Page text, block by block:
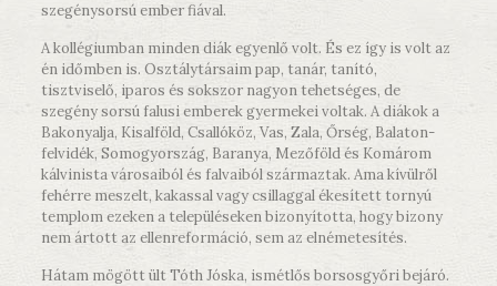
szegénysorsú ember fiával.
A kollégiumban minden diák egyenlő volt. És ez így is volt az
én időmben is. Osztálytársaim pap, tanár, tanító,
tisztviselő, iparos és sokszor nagyon tehetséges, de
szegény sorsú falusi emberek gyermekei voltak. A diákok a
Bakonyalja, Kisalföld, Csallóköz, Vas, Zala, Őrség, Balaton-
felvidék, Somogyország, Baranya, Mezőföld és Komárom
kálvinista városaiból és falvaiból származtak. Ama kívülről
fehérre meszelt, kakassal vagy csillaggal ékesített tornyú
templom ezeken a településeken bizonyította, hogy bizony
nem ártott az ellenreformáció, sem az elnémetesítés.
Hátam mögött ült Tóth Jóska, ismétlős borsosgyőri bejáró.